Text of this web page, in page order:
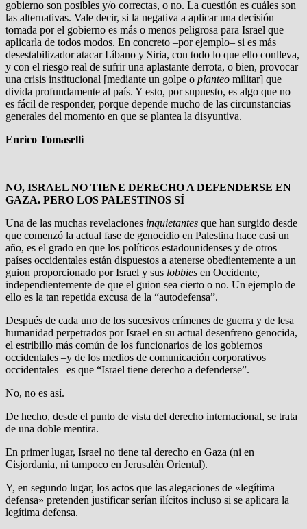
gobierno son posibles y/o correctas, o no. La cuestión es cuáles son
las alternativas. Vale decir, si la negativa a aplicar una decisión
tomada por el gobierno es más o menos peligrosa para Israel que
aplicarla de todos modos. En concreto –por ejemplo– si es más
desestabilizador atacar Líbano y Siria, con todo lo que ello conlleva,
y con el riesgo real de sufrir una aplastante derrota, o bien, provocar
una crisis institucional [mediante un golpe o planteo militar] que
divida profundamente al país. Y esto, por supuesto, es algo que no
es fácil de responder, porque depende mucho de las circunstancias
generales del momento en que se plantea la disyuntiva.
Enrico Tomaselli
NO, ISRAEL NO TIENE DERECHO A DEFENDERSE EN
GAZA. PERO LOS PALESTINOS SÍ
Una de las muchas revelaciones inquietantes que han surgido desde
que comenzó la actual fase de genocidio en Palestina hace casi un
año, es el grado en que los políticos estadounidenses y de otros
países occidentales están dispuestos a atenerse obedientemente a un
guion proporcionado por Israel y sus lobbies en Occidente,
independientemente de que el guion sea cierto o no. Un ejemplo de
ello es la tan repetida excusa de la “autodefensa”.
Después de cada uno de los sucesivos crímenes de guerra y de lesa
humanidad perpetrados por Israel en su actual desenfreno genocida,
el estribillo más común de los funcionarios de los gobiernos
occidentales –y de los medios de comunicación corporativos
occidentales– es que “Israel tiene derecho a defenderse”.
No, no es así.
De hecho, desde el punto de vista del derecho internacional, se trata
de una doble mentira.
En primer lugar, Israel no tiene tal derecho en Gaza (ni en
Cisjordania, ni tampoco en Jerusalén Oriental).
Y, en segundo lugar, los actos que las alegaciones de «legítima
defensa» pretenden justificar serían ilícitos incluso si se aplicara la
legítima defensa.